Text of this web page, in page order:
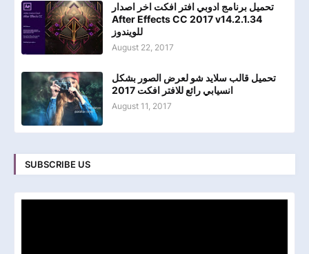
تحميل برنامج ادوبي افتر افكت اخر اصدار
After Effects CC 2017 v14.2.1.34
للويندوز
August 22, 2017
تحميل قالب سلايد شو لعرض الصور بشكل
انسيابي رائع للافتر افكت 2017
August 11, 2017
SUBSCRIBE US